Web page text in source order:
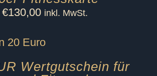
€130,00 inkl. MwSt.
Wertgutschein für